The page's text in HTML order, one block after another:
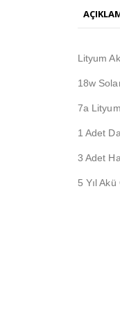
Lityum
18w
7a
1 Adet
3 Adet
5 Yıl